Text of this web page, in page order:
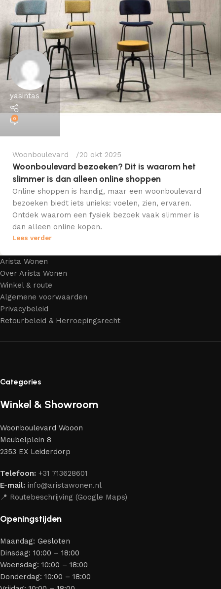
yasintas
0
Woonboulevard 20 okt 2025
Woonboulevard bezoeken? Dit is waarom het
slimmer is dan alleen online shoppen
Online shoppen is handig, maar een woonboulevard
bezoeken biedt iets unieks: voelen, zien, ervaren.
Ontdek waarom een fysiek bezoek vaak slimmer is
dan alleen online kopen.
Lees verder
Arista Wonen
Over Arista Wonen
Winkel & route
Algemene voorwaarden
Privacybeleid
Retourbeleid & Herroepingsrecht
Categories
Winkel & Showroom
Woonboulevard Wooon
Meubelplein 8
2353 EX Leiderdorp
Telefoon: +31 713628601
E-mail: info@aristawonen.nl
📍 Routebeschrijving (Google Maps)
Openingstijden
Maandag: Gesloten
Dinsdag: 10:00 – 18:00
Woensdag: 10:00 – 18:00
Donderdag: 10:00 – 18:00